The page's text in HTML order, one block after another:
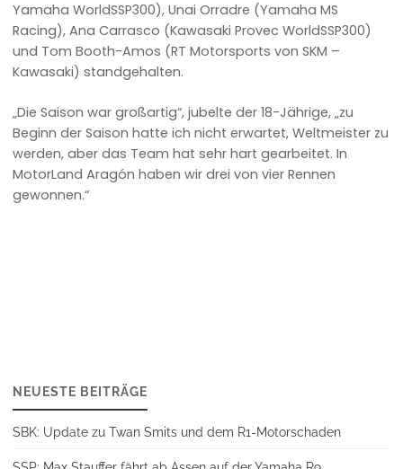
Yamaha WorldSSP300), Unai Orradre (Yamaha MS
Racing), Ana Carrasco (Kawasaki Provec WorldSSP300)
und Tom Booth-Amos (RT Motorsports von SKM –
Kawasaki) standgehalten.
„Die Saison war großartig“, jubelte der 18-Jährige, „zu
Beginn der Saison hatte ich nicht erwartet, Weltmeister zu
werden, aber das Team hat sehr hart gearbeitet. In
MotorLand Aragón haben wir drei von vier Rennen
gewonnen.“
NEUESTE BEITRÄGE
SBK: Update zu Twan Smits und dem R1-Motorschaden